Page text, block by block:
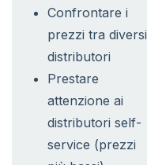
Confrontare i
prezzi tra diversi
distributori
Prestare
attenzione ai
distributori self-
service (prezzi